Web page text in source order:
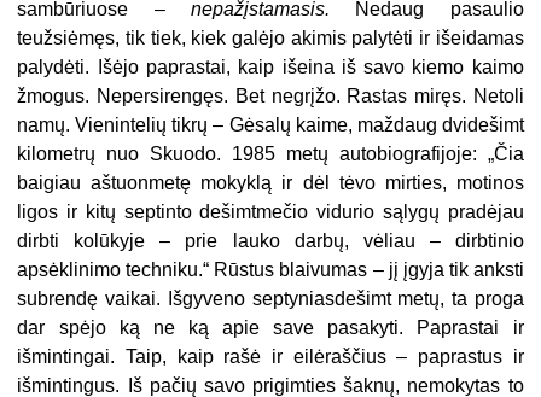
sambūriuose – nepažįstamasis.
Nedaug pasaulio
teužsiėmęs, tik tiek, kiek galėjo akimis palytėti ir išeidamas
palydėti. Išėjo paprastai, kaip išeina iš savo kiemo kaimo
žmogus. Nepersirengęs. Bet negrįžo. Rastas miręs. Netoli
namų. Vienintelių tikrų – Gėsalų kaime, maždaug dvidešimt
kilometrų nuo Skuodo. 1985 metų autobiografijoje: „Čia
baigiau aštuonmetę mokyklą ir dėl tėvo mirties, motinos
ligos ir kitų septinto dešimtmečio vidurio sąlygų pradėjau
dirbti kolūkyje – prie lauko darbų, vėliau – dirbtinio
apsėklinimo techniku.“ Rūstus blaivumas – jį įgyja tik anksti
subrendę vaikai. Išgyveno septyniasdešimt metų, ta proga
dar spėjo ką ne ką apie save pasakyti. Paprastai ir
išmintingai. Taip, kaip rašė ir eilėraščius – paprastus ir
išmintingus. Iš pačių savo prigimties šaknų, nemokytas to